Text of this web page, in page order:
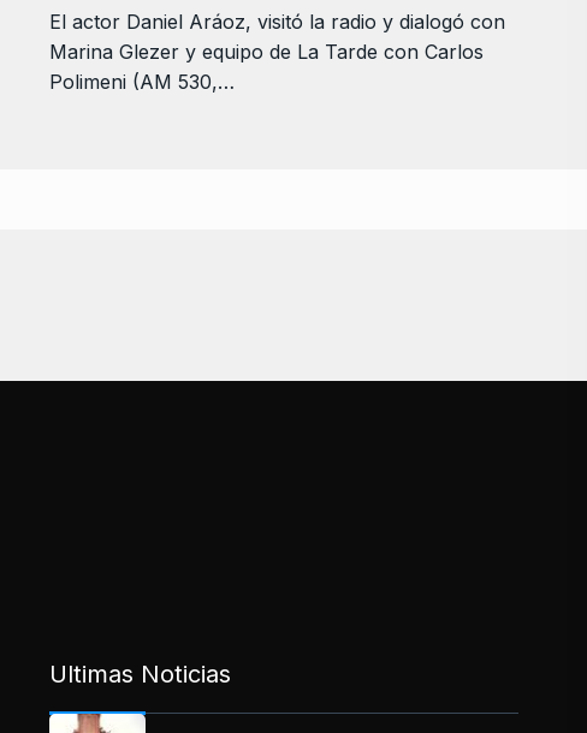
El actor Daniel Aráoz, visitó la radio y dialogó con
Marina Glezer y equipo de La Tarde con Carlos
Polimeni (AM 530,…
Ultimas Noticias